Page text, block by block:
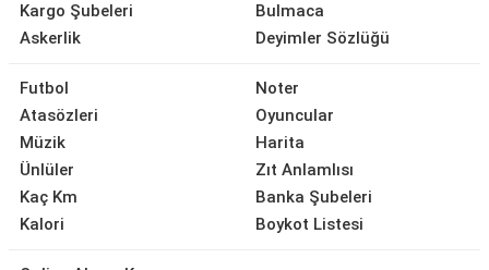
Kargo Şubeleri
Askerlik
Bulmaca
Deyimler Sözlüğü
Futbol
Atasözleri
Müzik
Ünlüler
Kaç Km
Kalori
Noter
Oyuncular
Harita
Zıt Anlamlısı
Banka Şubeleri
Boykot Listesi